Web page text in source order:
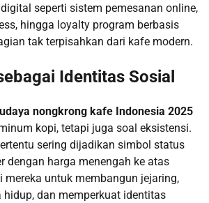
seperti sistem pemesanan online,
hingga loyalty program berbasis
tak terpisahkan dari kafe modern.
Identitas Sosial
nongkrong kafe Indonesia 2025
kopi, tetapi juga soal eksistensi.
sering dijadikan simbol status
dengan harga menengah ke atas
mereka untuk membangun jejaring,
hidup, dan memperkuat identitas